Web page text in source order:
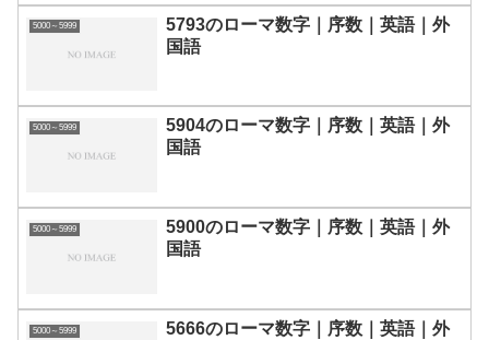
5000～5999
5793のローマ数字｜序数｜英語｜外
国語
5000～5999
5904のローマ数字｜序数｜英語｜外
国語
5000～5999
5900のローマ数字｜序数｜英語｜外
国語
5000～5999
5666のローマ数字｜序数｜英語｜外